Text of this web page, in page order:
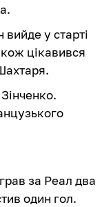
вийде у старті
цікавився
за Реал два
один гол.